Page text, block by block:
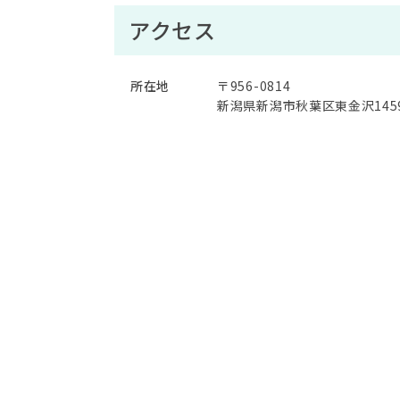
アクセス
所在地
〒956-0814
新潟県新潟市秋葉区東金沢